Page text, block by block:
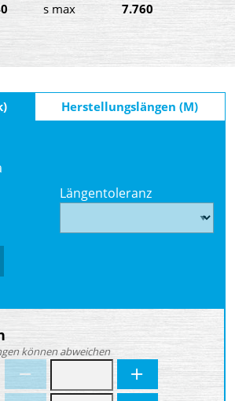
s max 7.760
Herstellungslängen (M)
Längentoleranz
können abweichen